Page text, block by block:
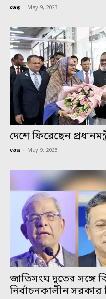
ডেস্ক - May 9, 2023
দেশে ফিরেছেন
ডেস্ক - May 9, 2023
জাতিসংঘ দূতের সঙ্গে
নির্বাচনকালীন